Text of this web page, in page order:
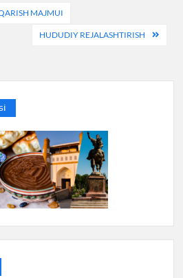
MAJMUI
HUDUDIY REJALASHTIRISH